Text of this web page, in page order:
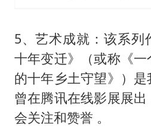
‌5、艺术成就‌：该系列
十年变迁》（或称《
的十年乡土守望》）是
曾在腾讯在线影展展
会关注和赞誉 。‌‌